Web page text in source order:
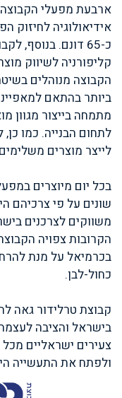
ארבעת מפעלי
אידיאולוגיה לחיזוק
כ-65 דונם.
קליפורניה לשיווק
מתמחה בייצור מגוון
לתחום הבנייה. כמו
לייצר מוצרים
שונים על פי צרכיהם
משווקים לצרכנים
הקרובות צפויה
בכרמיאל על מנת
כחול-לבן.
קבוצת טרלידור גאה
בישראל והציבה
צעירים ישראליים
ולפתח את התעשייה